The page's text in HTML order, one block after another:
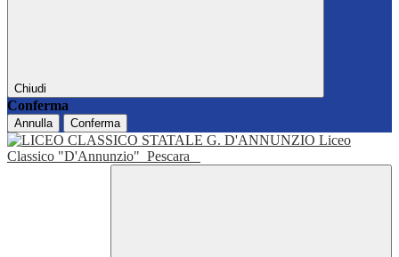
Chiudi
Conferma
Annulla Conferma
Liceo
Classico "D'Annunzio" Pescara